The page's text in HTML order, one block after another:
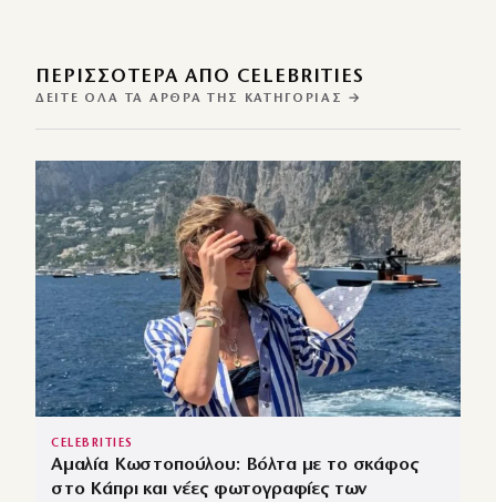
ΠΕΡΙΣΣΌΤΕΡΑ ΑΠΌ CELEBRITIES
ΔΕΊΤΕ ΌΛΑ ΤΑ ΆΡΘΡΑ ΤΗΣ ΚΑΤΗΓΟΡΊΑΣ →
CELEBRITIES
Αμαλία Κωστοπούλου: Βόλτα με το σκάφος
στο Κάπρι και νέες φωτογραφίες των